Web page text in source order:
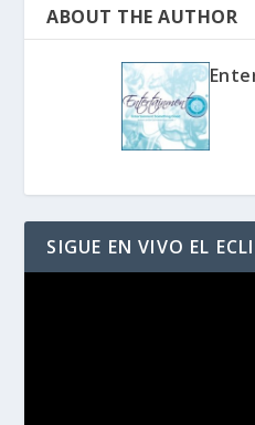
ABOUT THE AUTHOR
SIGUE EN VIVO EL